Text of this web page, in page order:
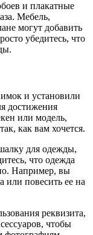
и плакатные
Мебель,
могут добавить
убедитесь, что
и установили
достижения
или модель,
как вам хочется.
для одежды,
что одежда
Например, вы
или повесить ее на
реквизита,
чтобы